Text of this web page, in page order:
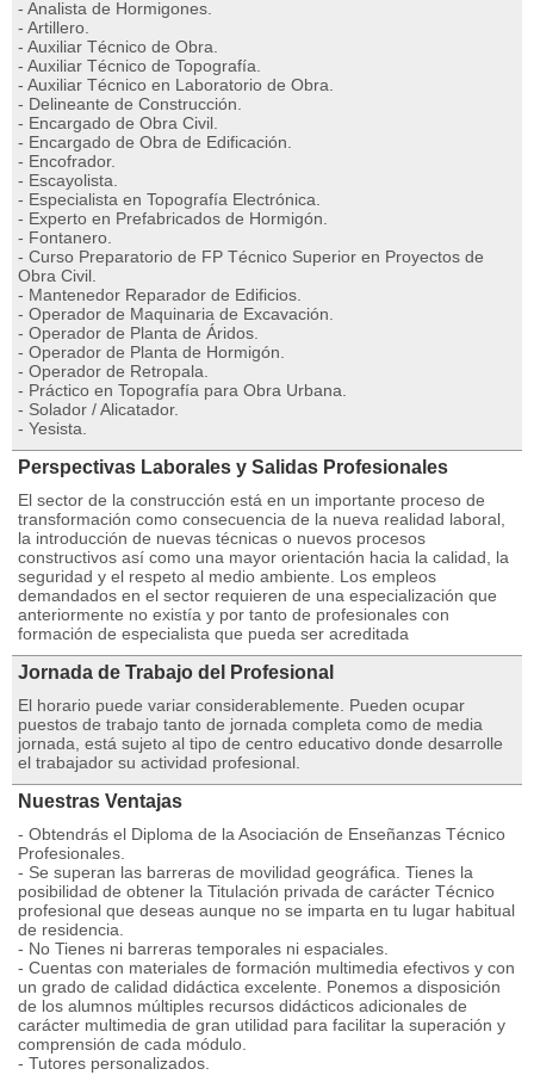
- Analista de Hormigones.
- Artillero.
- Auxiliar Técnico de Obra.
- Auxiliar Técnico de Topografía.
- Auxiliar Técnico en Laboratorio de Obra.
- Delineante de Construcción.
- Encargado de Obra Civil.
- Encargado de Obra de Edificación.
- Encofrador.
- Escayolista.
- Especialista en Topografía Electrónica.
- Experto en Prefabricados de Hormigón.
- Fontanero.
- Curso Preparatorio de FP Técnico Superior en Proyectos de
Obra Civil.
- Mantenedor Reparador de Edificios.
- Operador de Maquinaria de Excavación.
- Operador de Planta de Áridos.
- Operador de Planta de Hormigón.
- Operador de Retropala.
- Práctico en Topografía para Obra Urbana.
- Solador / Alicatador.
- Yesista.
Perspectivas Laborales y Salidas Profesionales
El sector de la construcción está en un importante proceso de
transformación como consecuencia de la nueva realidad laboral,
la introducción de nuevas técnicas o nuevos procesos
constructivos así como una mayor orientación hacia la calidad, la
seguridad y el respeto al medio ambiente. Los empleos
demandados en el sector requieren de una especialización que
anteriormente no existía y por tanto de profesionales con
formación de especialista que pueda ser acreditada
Jornada de Trabajo del Profesional
El horario puede variar considerablemente. Pueden ocupar
puestos de trabajo tanto de jornada completa como de media
jornada, está sujeto al tipo de centro educativo donde desarrolle
el trabajador su actividad profesional.
Nuestras Ventajas
- Obtendrás el Diploma de la Asociación de Enseñanzas Técnico
Profesionales.
- Se superan las barreras de movilidad geográfica. Tienes la
posibilidad de obtener la Titulación privada de carácter Técnico
profesional que deseas aunque no se imparta en tu lugar habitual
de residencia.
- No Tienes ni barreras temporales ni espaciales.
- Cuentas con materiales de formación multimedia efectivos y con
un grado de calidad didáctica excelente. Ponemos a disposición
de los alumnos múltiples recursos didácticos adicionales de
carácter multimedia de gran utilidad para facilitar la superación y
comprensión de cada módulo.
- Tutores personalizados.